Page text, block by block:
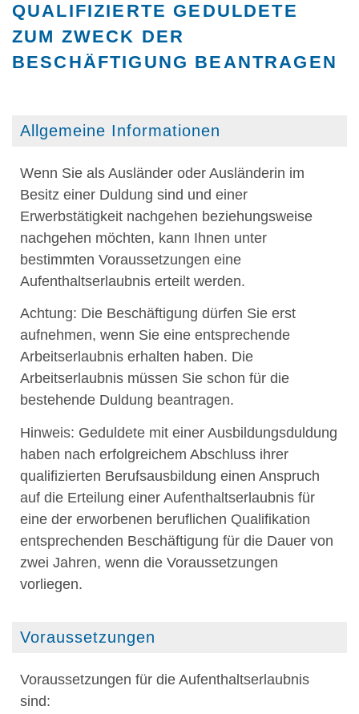
QUALIFIZIERTE GEDULDETE
ZUM ZWECK DER
BESCHÄFTIGUNG BEANTRAGEN
Allgemeine Informationen
Wenn Sie als Ausländer oder Ausländerin im
Besitz einer Duldung sind und einer
Erwerbstätigkeit nachgehen beziehungsweise
nachgehen möchten, kann Ihnen unter
bestimmten Voraussetzungen eine
Aufenthaltserlaubnis erteilt werden.
Achtung: Die Beschäftigung dürfen Sie erst
aufnehmen, wenn Sie eine entsprechende
Arbeitserlaubnis erhalten haben. Die
Arbeitserlaubnis müssen Sie schon für die
bestehende Duldung beantragen.
Hinweis: Geduldete mit einer Ausbildungsduldung
haben nach erfolgreichem Abschluss ihrer
qualifizierten Berufsausbildung einen Anspruch
auf die Erteilung einer Aufenthaltserlaubnis für
eine der erworbenen beruflichen Qualifikation
entsprechenden Beschäftigung für die Dauer von
zwei Jahren, wenn die Voraussetzungen
vorliegen.
Voraussetzungen
Voraussetzungen für die Aufenthaltserlaubnis
sind: